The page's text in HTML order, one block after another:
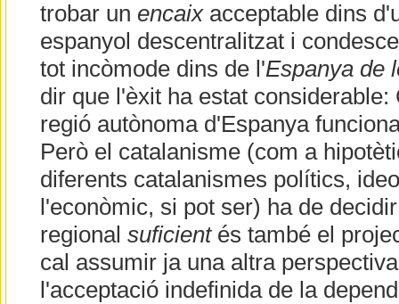
trobar un encaixacceptable dins
espanyol descentralitzat i
tot incòmode dins de l'Espanya de
dir que l'èxit ha estat considerable:
regió autònoma d'Espanya
Però el catalanisme (com a
diferents catalanismes polítics,
l'econòmic, si pot ser) ha de
regional suficientés també el
cal assumir ja una altra
l'acceptació indefinida de la